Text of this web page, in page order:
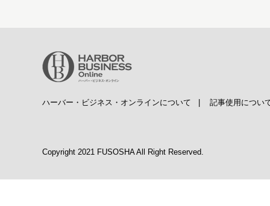
ハーバー・ビジネス・オンラインについて 記事使用につい
Copyright 2021 FUSOSHA All Right Reserved.